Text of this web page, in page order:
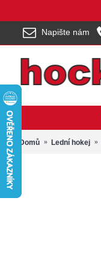
Napište nám
Domů Lední hokej